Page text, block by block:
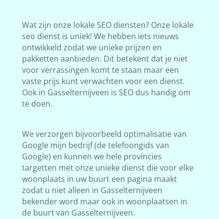
Wat zijn onze lokale SEO diensten? Onze lokale
seo dienst is uniek! We hebben iets nieuws
ontwikkeld zodat we unieke prijzen en
pakketten aanbieden. Dit betekent dat je niet
voor verrassingen komt te staan maar een
vaste prijs kunt verwachten voor een dienst.
Ook in Gasselternijveen is SEO dus handig om
te doen.
We verzorgen bijvoorbeeld optimalisatie van
Google mijn bedrijf (de telefoongids van
Google) en kunnen we hele provincies
targetten met onze unieke dienst die voor elke
woonplaats in uw buurt een pagina maakt
zodat u niet alleen in Gasselternijveen
bekender word maar ook in woonplaatsen in
de buurt van Gasselternijveen.